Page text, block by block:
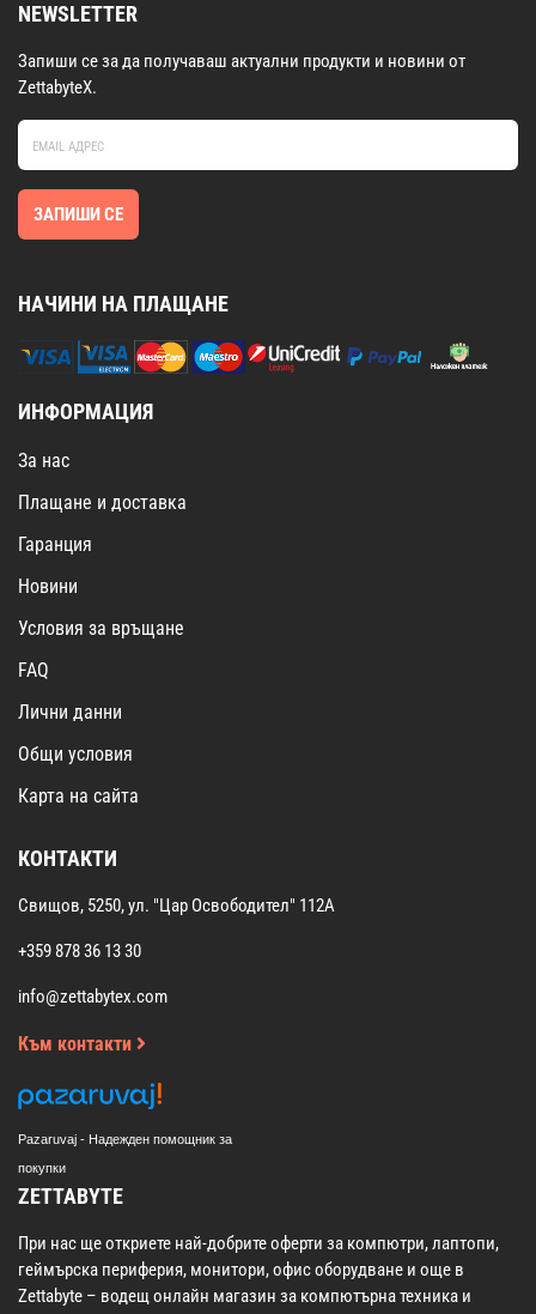
NEWSLETTER
Запиши се за да получаваш актуални продукти и новини от
ZettabyteX.
ЗАПИШИ СЕ
НАЧИНИ НА ПЛАЩАНЕ
ИНФОРМАЦИЯ
За нас
Плащане и доставка
Гаранция
Новини
Условия за връщане
FAQ
Лични данни
Общи условия
Карта на сайта
КОНТАКТИ
Свищов, 5250, ул. "Цар Освободител" 112А
+359 878 36 13 30
info@zettabytex.com
Към контакти
Pazaruvaj - Надежден помощник за
покупки
ZETTABYTE
При нас ще откриете най-добрите оферти за компютри, лаптопи,
геймърска периферия, монитори, офис оборудване и още в
Zettabyte – водещ онлайн магазин за компютърна техника и